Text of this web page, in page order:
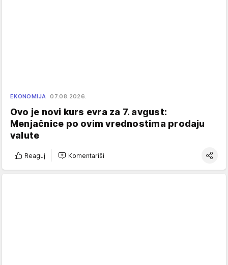
EKONOMIJA 07.08.2026.
Ovo je novi kurs evra za 7. avgust:
Menjačnice po ovim vrednostima prodaju
valute
Reaguj Komentariši